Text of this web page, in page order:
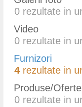
0 rezultate in
Video
0 rezultate in
Furnizori
4 rezultate in
Produse/Oferte
0 rezultate in